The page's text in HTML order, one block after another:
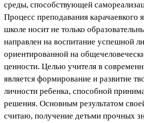
среды, способствующей
Процесс преподавания карачаевкого
школе носит не только
направлен на воспитание успешной
ориентированной на
ценности. Целью учителя в
является формирование и развитие
личности ребенка, способной
решения. Основным результатом
считаю, получение детьми прочных